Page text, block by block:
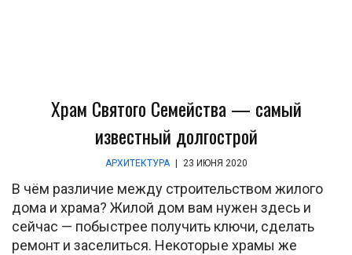
Храм Святого Семейства — самый
известный долгострой
АРХИТЕКТУРА 23 ИЮНЯ 2020
В чём различие между строительством жилого
дома и храма? Жилой дом вам нужен здесь и
сейчас — побыстрее получить ключи, сделать
ремонт и заселиться. Некоторые храмы же